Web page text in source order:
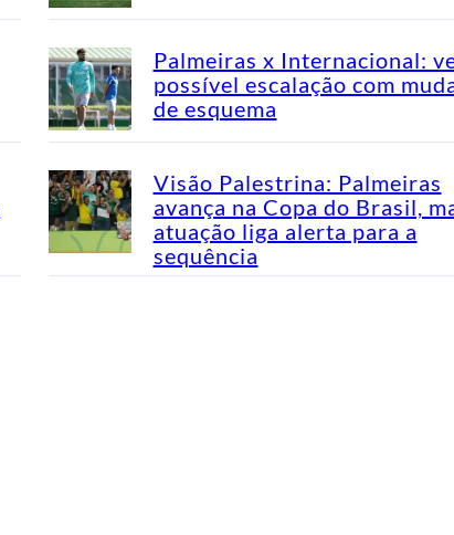
Palmeiras x Internacional:
possível escalação com
de esquema
Visão Palestrina: Palmeiras
avança na Copa do Brasil,
atuação liga alerta para a
sequência